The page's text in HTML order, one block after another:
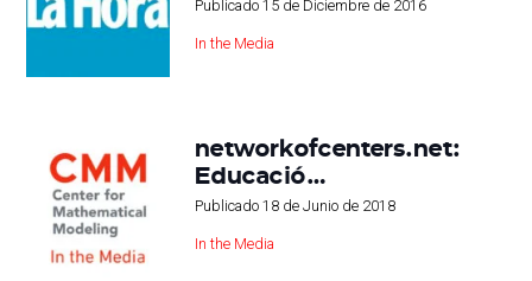
Publicado 15 de Diciembre de 2016
In the Media
networkofcenters.net:
Educació…
Publicado 18 de Junio de 2018
In the Media